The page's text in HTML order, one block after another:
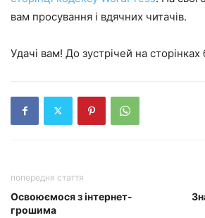
вам просування і вдячних читачів.
Удачі вам! До зустрічей на сторінках
попередня стаття
Освоюємося з інтернет-
грошима